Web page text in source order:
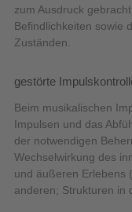
zum Ausdruck
Befindlichkeiten sowie
Zuständen.
gestörte
Beim musikalischen
Impulsen und das
der notwendigen
Wechselwirkung des
und äußeren Erlebens
anderen; Strukturen in